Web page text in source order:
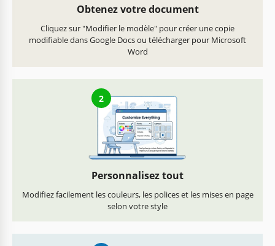
Obtenez votre document
Cliquez sur "Modifier le modèle" pour créer une copie
modifiable dans Google Docs ou télécharger pour Microsoft
Word
2
Personnalisez tout
Modifiez facilement les couleurs, les polices et les mises en page
selon votre style